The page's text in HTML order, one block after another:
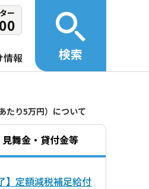
ー
情報 検索
たり5万円）について
舞金・貸付金等
】定額減税補足給付